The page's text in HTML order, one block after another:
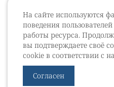
На сайте используются
поведения
работы ресурса.
вы подтверждаете своё
cookie в соответствии с
Согласен